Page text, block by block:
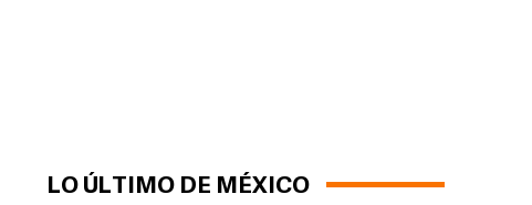
LO ÚLTIMO DE MÉXICO